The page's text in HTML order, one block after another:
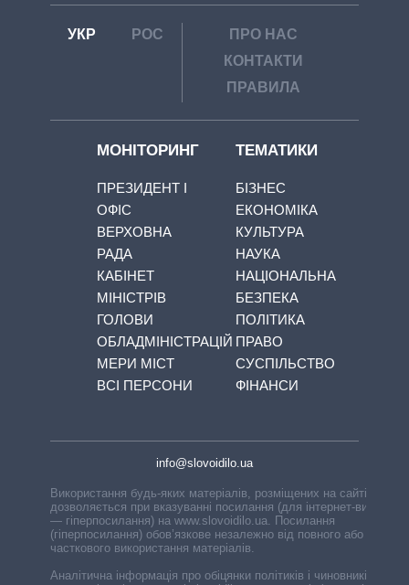
УКР РОС
ПРО НАС
КОНТАКТИ
ПРАВИЛА
МОНІТОРИНГ
ПРЕЗИДЕНТ І
ОФІС
ВЕРХОВНА
РАДА
КАБІНЕТ
МІНІСТРІВ
ГОЛОВИ
ОБЛАДМІНІСТРАЦІЙ
МЕРИ МІСТ
ВСІ ПЕРСОНИ
ТЕМАТИКИ
БІЗНЕС
ЕКОНОМІКА
КУЛЬТУРА
НАУКА
НАЦІОНАЛЬНА
БЕЗПЕКА
ПОЛІТИКА
ПРАВО
СУСПІЛЬСТВО
ФІНАНСИ
info@slovoidilo.ua
Використання будь-яких матеріалів, розміщених на сайті,
дозволяється при вказуванні посилання (для інтернет-видань
— гіперпосилання) на www.slovoidilo.ua. Посилання
(гіперпосилання) обов’язкове незалежно від повного або
часткового використання матеріалів.
Аналітична інформація про обіцянки політиків і чиновників,